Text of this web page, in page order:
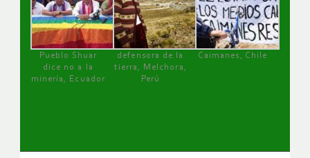
Pueblo Shuar
dice no a la
minería, Ecuador
defensora de la
tierra, Melchora,
Perú
Caimanes, Chile